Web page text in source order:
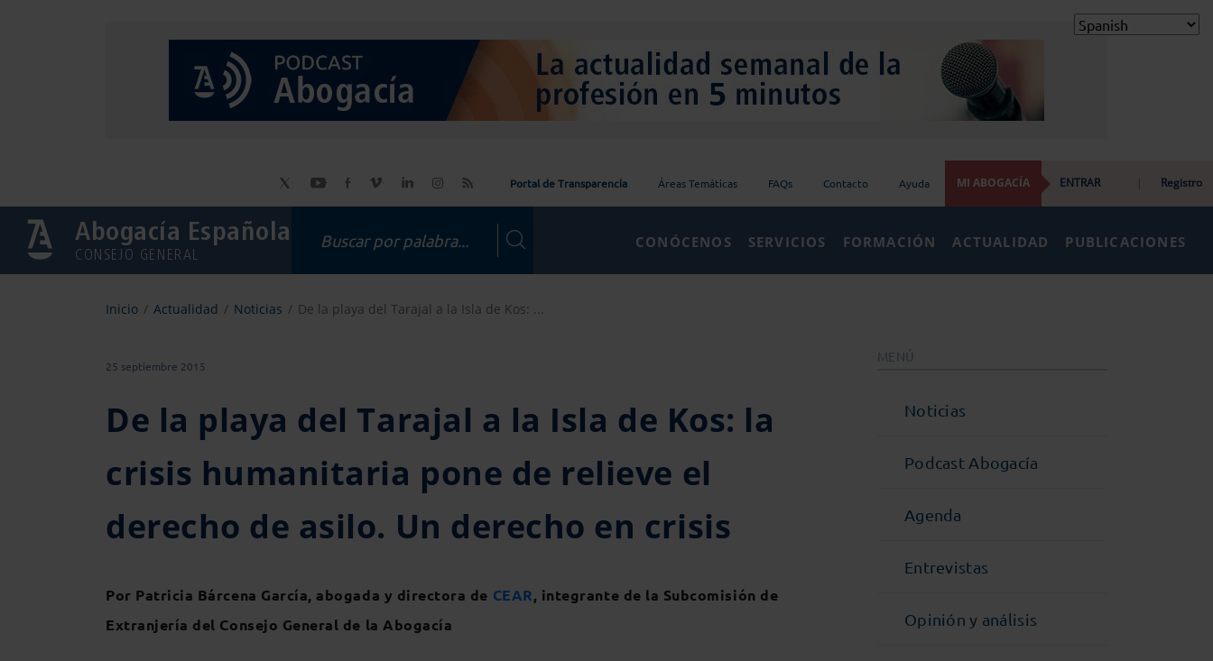
Portal de Transparencia Áreas Temáticas FAQs Contacto Ayuda MI ABOGACÍA ENTRAR | Registro
Abogacía Española
CONSEJO GENERAL
CONÓCENOS SERVICIOS FORMACIÓN ACTUALIDAD PUBLICACIONES
Inicio Actualidad Noticias De la playa del Tarajal a la Isla de Kos: ...
25 septiembre 2015
De la playa del Tarajal a la Isla de Kos: la
crisis humanitaria pone de relieve el
derecho de asilo. Un derecho en crisis
Por Patricia Bárcena García, abogada y directora de CEAR, integrante de la Subcomisión de
Extranjería del Consejo General de la Abogacía
MENÚ
Noticias
Podcast Abogacía
Agenda
Entrevistas
Opinión y análisis